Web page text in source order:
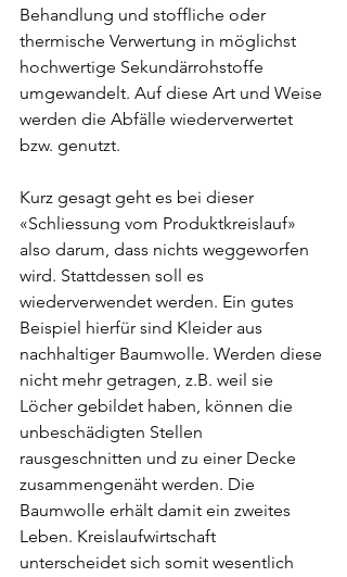
Behandlung und stoffliche oder
thermische Verwertung in möglichst
hochwertige Sekundärrohstoffe
umgewandelt. Auf diese Art und Weise
werden die Abfälle wiederverwertet
bzw. genutzt.
Kurz gesagt geht es bei dieser
«Schliessung vom Produktkreislauf»
also darum, dass nichts weggeworfen
wird. Stattdessen soll es
wiederverwendet werden. Ein gutes
Beispiel hierfür sind Kleider aus
nachhaltiger Baumwolle. Werden diese
nicht mehr getragen, z.B. weil sie
Löcher gebildet haben, können die
unbeschädigten Stellen
rausgeschnitten und zu einer Decke
zusammengenäht werden. Die
Baumwolle erhält damit ein zweites
Leben. Kreislaufwirtschaft
unterscheidet sich somit wesentlich